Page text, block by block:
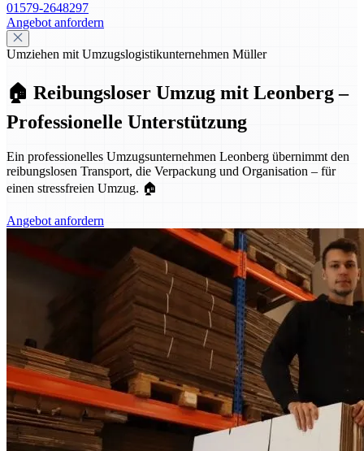
01579-2648297
Angebot anfordern
Umziehen mit Umzugslogistikunternehmen Müller
🏠 Reibungsloser Umzug mit Leonberg –
Professionelle Unterstützung
Ein professionelles Umzugsunternehmen Leonberg übernimmt den
reibungslosen Transport, die Verpackung und Organisation – für
einen stressfreien Umzug. 🏠
Angebot anfordern